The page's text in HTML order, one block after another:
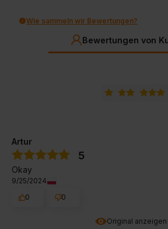
Wie sammeln wir Bewertungen?
Bewertungen von
Original anzeigen
Artur
5
Okay
9/25/2024
0
0